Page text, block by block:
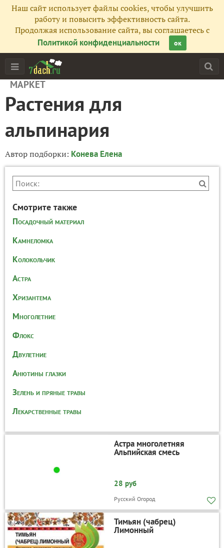
Наш сайт использует файлы cookies, чтобы улучшить
работу и повысить эффективность сайта.
Продолжая использование сайта, вы соглашаетесь с
Политикой конфиденциальности
ок
МАРКЕТ
Растения для
альпинария
Автор подборки: Конева Елена
Смотрите также
Посадочный материал
Камнеломка
Колокольчик
Астра
Хризантема
Многолетние
Флокс
Двулетние
Анютины глазки
Зелень и пряные травы
Лекарственные травы
Астра многолетняя
Альпийская смесь
28 руб
Русский Огород
Тимьян (чабрец)
Лимонный